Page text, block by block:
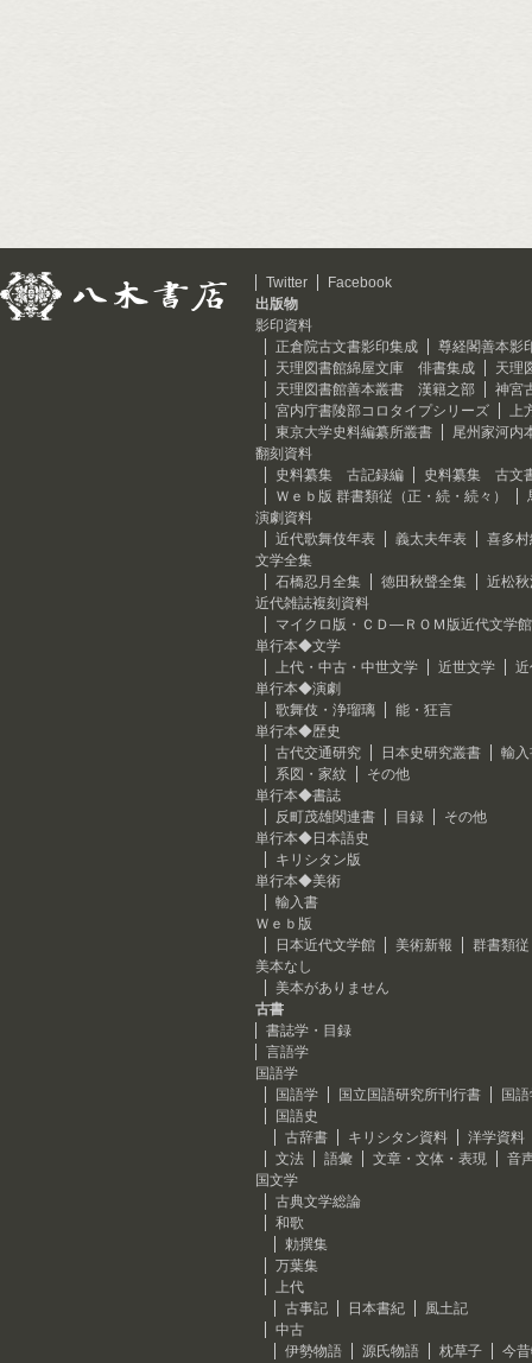
Twitter
Facebook
出版物
影印資料
正倉院古文書影印集成
尊経閣善本影
天理図書館綿屋文庫 俳書集成
天理
天理図書館善本叢書 漢籍之部
神宮
宮内庁書陵部コロタイプシリーズ
上
東京大学史料編纂所叢書
尾州家河内
翻刻資料
史料纂集 古記録編
史料纂集 古文
Ｗｅｂ版 群書類従（正・続・続々）
演劇資料
近代歌舞伎年表
義太夫年表
喜多
文学全集
石橋忍月全集
徳田秋聲全集
近松
近代雑誌複刻資料
マイクロ版・ＣＤ―ＲＯＭ版近代文学館
単行本◆文学
上代・中古・中世文学
近世文学
単行本◆演劇
歌舞伎・浄瑠璃
能・狂言
単行本◆歴史
古代交通研究
日本史研究叢書
輸
系図・家紋
その他
単行本◆書誌
反町茂雄関連書
目録
その他
単行本◆日本語史
キリシタン版
単行本◆美術
輸入書
Ｗｅｂ版
日本近代文学館
美術新報
群書類
美本なし
美本がありません
古書
書誌学・目録
言語学
国語学
国語学
国立国語研究所刊行書
国
国語史
古辞書
キリシタン資料
洋学資料
文法
語彙 文章・文体・表現
音
国文学
古典文学総論
和歌
勅撰集
万葉集
上代
古事記
日本書紀
風土記
中古
伊勢物語
源氏物語 枕草子
今